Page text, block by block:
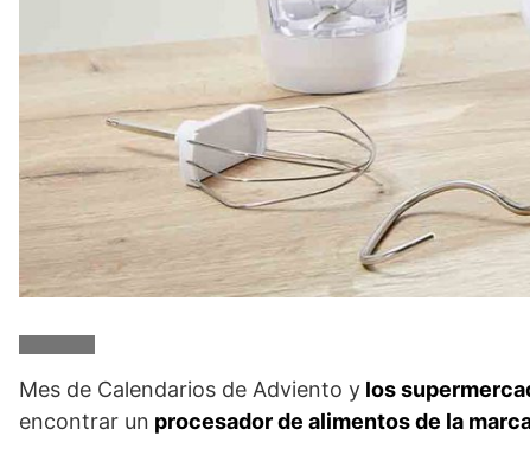
Mes de Calendarios de Adviento y los
encontrar un procesador de alimentos de la